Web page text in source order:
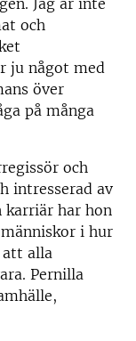
Jag är inte
och
ju något med
över
på många
och
intresserad av
karriär har hon
i hur
att alla
Pernilla